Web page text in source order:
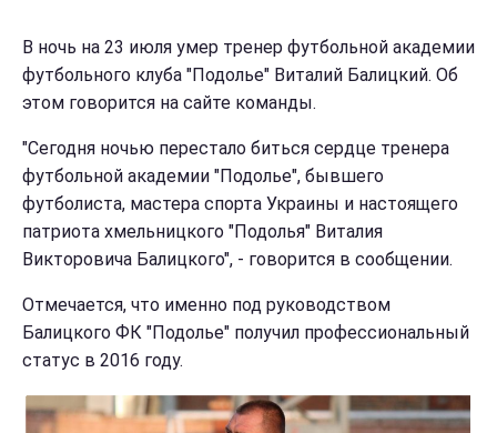
В ночь на 23 июля умер тренер футбольной академии
футбольного клуба "Подолье" Виталий Балицкий. Об
этом говорится на сайте команды.
"Сегодня ночью перестало биться сердце тренера
футбольной академии "Подолье", бывшего
футболиста, мастера спорта Украины и настоящего
патриота хмельницкого "Подолья" Виталия
Викторовича Балицкого", - говорится в сообщении.
Отмечается, что именно под руководством
Балицкого ФК "Подолье" получил профессиональный
статус в 2016 году.